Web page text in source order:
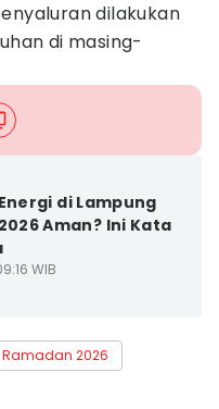
dilakukan
di masing-
di Lampung
Aman? Ini Kata
WIB
Ramadan 2026